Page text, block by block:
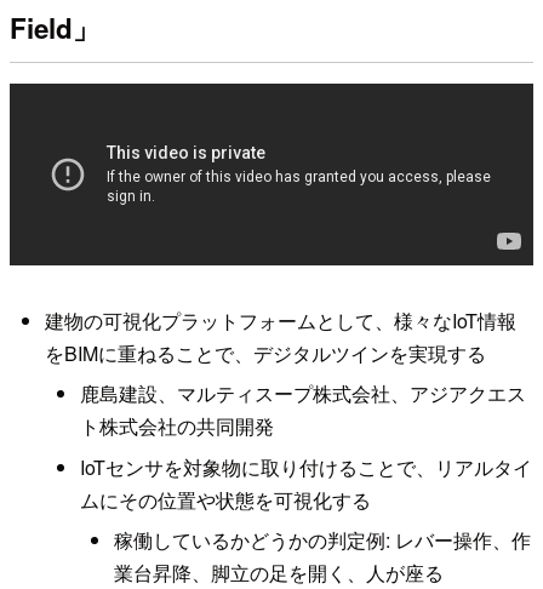
Field」
建物の可視化プラットフォームとして、様々なIoT情報
をBIMに重ねることで、デジタルツインを実現する
鹿島建設、マルティスープ株式会社、アジアクエス
ト株式会社の共同開発
IoTセンサを対象物に取り付けることで、リアルタイ
ムにその位置や状態を可視化する
稼働しているかどうかの判定例: レバー操作、作
業台昇降、脚立の足を開く、人が座る